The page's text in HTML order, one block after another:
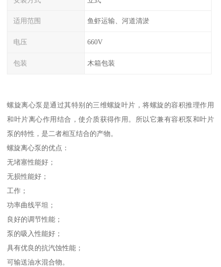
适用范围 鱼虾运输、河道清淤
电压 660V
包装 木箱包装
螺旋离心泵是通过其特别的三维螺旋叶片，将螺旋的容积推理作用
和叶片离心作用结合，使介质获得作用。所以它兼有容积泵和叶片
泵的特性，是二者相互结合的产物。
螺旋离心泵的优点：
无堵塞性能好；
无损性能好；
工作；
功率曲线平坦；
良好的调节性能；
泵的吸入性能好；
具有优良的抗汽蚀性能；
可输送油水混合物。